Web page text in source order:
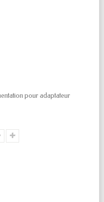
pour adaptateur